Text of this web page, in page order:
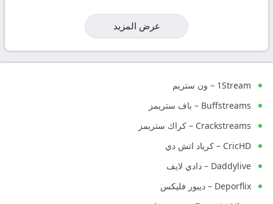
عرض المزيد
1Stream – ون ستريم
Buffstreams – باف ستريمز
Crackstreams – كراك ستريمز
CricHD – كرياد اتش دي
Daddylive – دادي لايف
Deporflix – ديبور فليكس